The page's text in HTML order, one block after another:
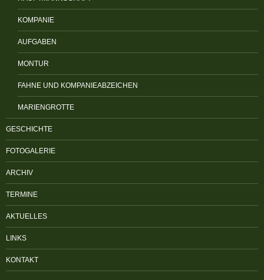
KOMPANIE
AUFGABEN
MONTUR
FAHNE UND KOMPANIEABZEICHEN
MARIENGROTTE
GESCHICHTE
FOTOGALERIE
ARCHIV
TERMINE
AKTUELLES
LINKS
KONTAKT